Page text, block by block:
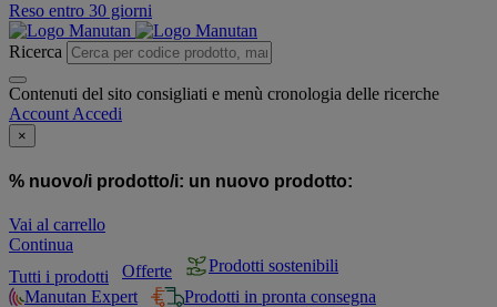
Reso entro 30 giorni
Ricerca
Contenuti del sito consigliati e menù cronologia delle ricerche
Account Accedi
×
% nuovo/i prodotto/i: un nuovo prodotto:
Vai al carrello
Continua
Tutti i prodotti
Offerte
Prodotti sostenibili
Manutan Expert
Prodotti in pronta consegna